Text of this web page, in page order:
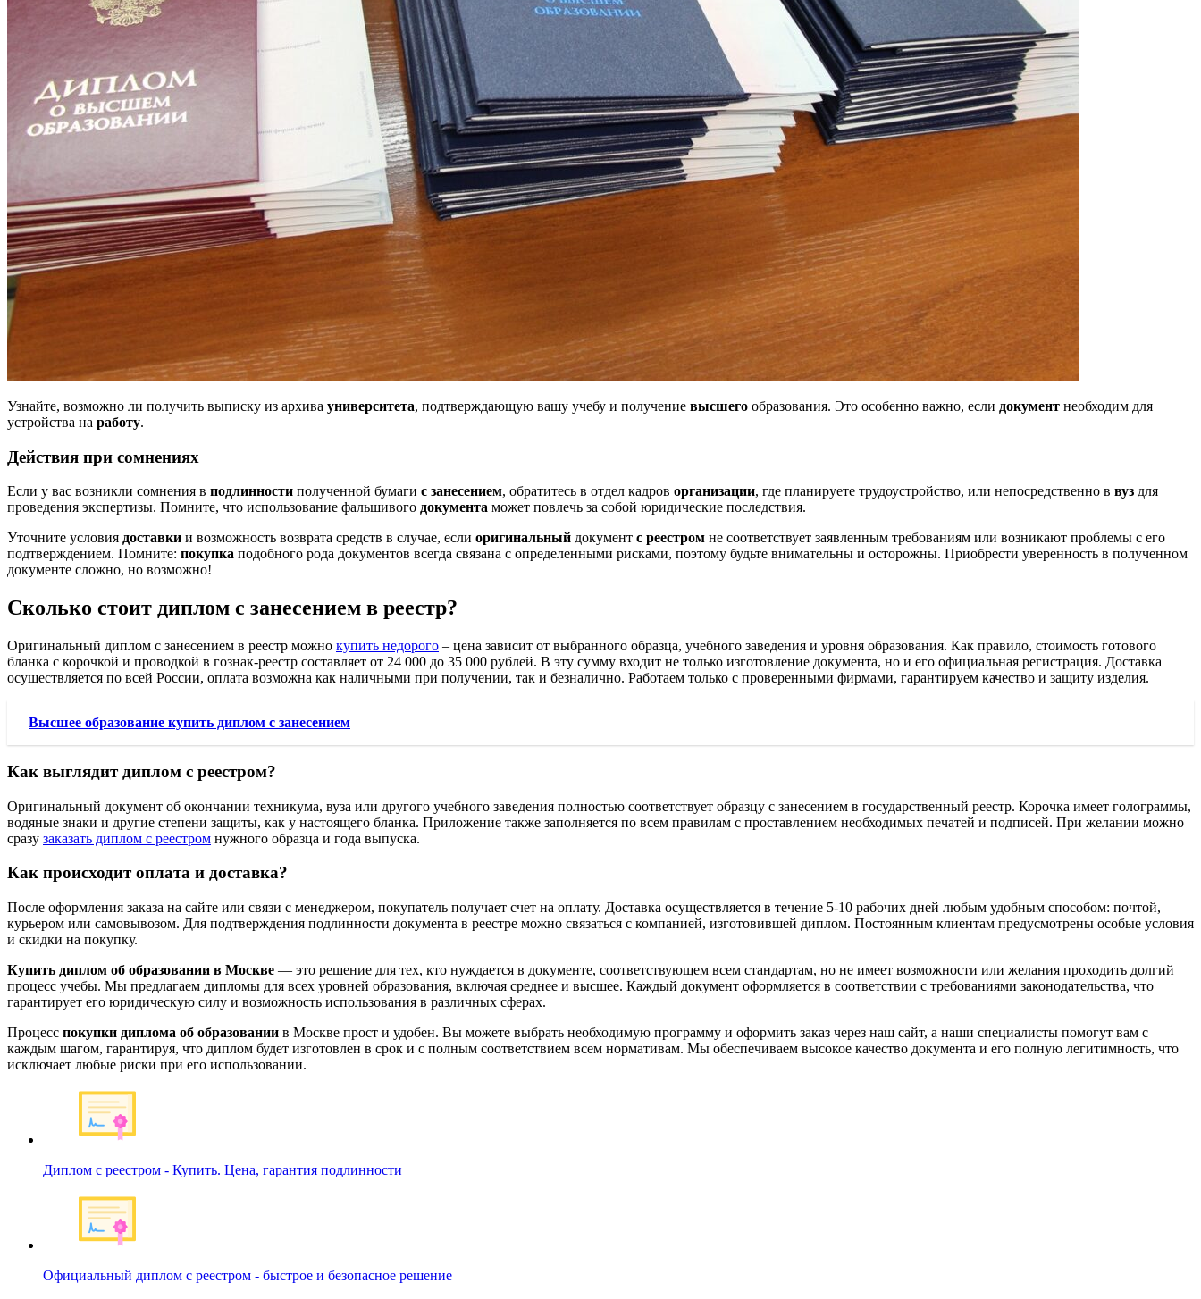
Узнайте, возможно ли получить выписку из архива университета, подтверждающую вашу учебу и получение высшего образования. Это особенно важно, если документ необходим для
устройства на работу.
Действия при сомнениях
Если у вас возникли сомнения в подлинности полученной бумаги с занесением, обратитесь в отдел кадров организации, где планируете трудоустройство, или непосредственно в вуз для
проведения экспертизы. Помните, что использование фальшивого документа может повлечь за собой юридические последствия.
Уточните условия доставки и возможность возврата средств в случае, если оригинальный документ с реестром не соответствует заявленным требованиям или возникают проблемы с его
подтверждением. Помните: покупка подобного рода документов всегда связана с определенными рисками, поэтому будьте внимательны и осторожны. Приобрести уверенность в полученном
документе сложно, но возможно!
Сколько стоит диплом с занесением в реестр?
Оригинальный диплом с занесением в реестр можно купить недорого – цена зависит от выбранного образца, учебного заведения и уровня образования. Как правило, стоимость готового
бланка с корочкой и проводкой в гознак-реестр составляет от 24 000 до 35 000 рублей. В эту сумму входит не только изготовление документа, но и его официальная регистрация. Доставка
осуществляется по всей России, оплата возможна как наличными при получении, так и безналично. Работаем только с проверенными фирмами, гарантируем качество и защиту изделия.
Высшее образование купить диплом с занесением
Как выглядит диплом с реестром?
Оригинальный документ об окончании техникума, вуза или другого учебного заведения полностью соответствует образцу с занесением в государственный реестр. Корочка имеет голограммы,
водяные знаки и другие степени защиты, как у настоящего бланка. Приложение также заполняется по всем правилам с проставлением необходимых печатей и подписей. При желании можно
сразу заказать диплом с реестром нужного образца и года выпуска.
Как происходит оплата и доставка?
После оформления заказа на сайте или связи с менеджером, покупатель получает счет на оплату. Доставка осуществляется в течение 5-10 рабочих дней любым удобным способом: почтой,
курьером или самовывозом. Для подтверждения подлинности документа в реестре можно связаться с компанией, изготовившей диплом. Постоянным клиентам предусмотрены особые условия
и скидки на покупку.
Купить диплом об образовании в Москве — это решение для тех, кто нуждается в документе, соответствующем всем стандартам, но не имеет возможности или желания проходить долгий
процесс учебы. Мы предлагаем дипломы для всех уровней образования, включая среднее и высшее. Каждый документ оформляется в соответствии с требованиями законодательства, что
гарантирует его юридическую силу и возможность использования в различных сферах.
Процесс покупки диплома об образовании в Москве прост и удобен. Вы можете выбрать необходимую программу и оформить заказ через наш сайт, а наши специалисты помогут вам с
каждым шагом, гарантируя, что диплом будет изготовлен в срок и с полным соответствием всем нормативам. Мы обеспечиваем высокое качество документа и его полную легитимность, что
исключает любые риски при его использовании.
Диплом с реестром - Купить. Цена, гарантия подлинности
Официальный диплом с реестром - быстрое и безопасное решение